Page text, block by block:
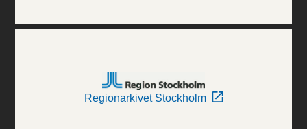
Regionarkivet Stockholm